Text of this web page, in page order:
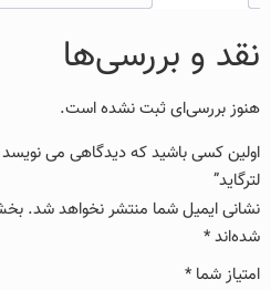
نقد و بررسی‌ها
هنوز بررسی‌ای ثبت نشده است.
اولین کسی باشید که دیدگاهی می نویسد
لترگاید”
نشانی ایمیل شما منتشر نخواهد شد.
شده‌اند*
امتیاز شما *